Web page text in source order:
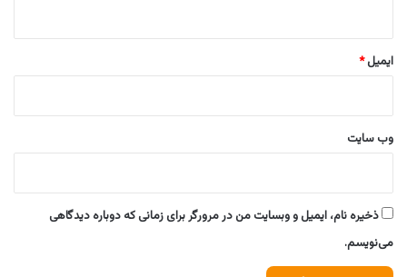
ایمیل*
وب‌ سایت
ذخیره نام، ایمیل و وبسایت من در مرورگر برای زمانی که دوباره دیدگاهی
می‌نویسم.